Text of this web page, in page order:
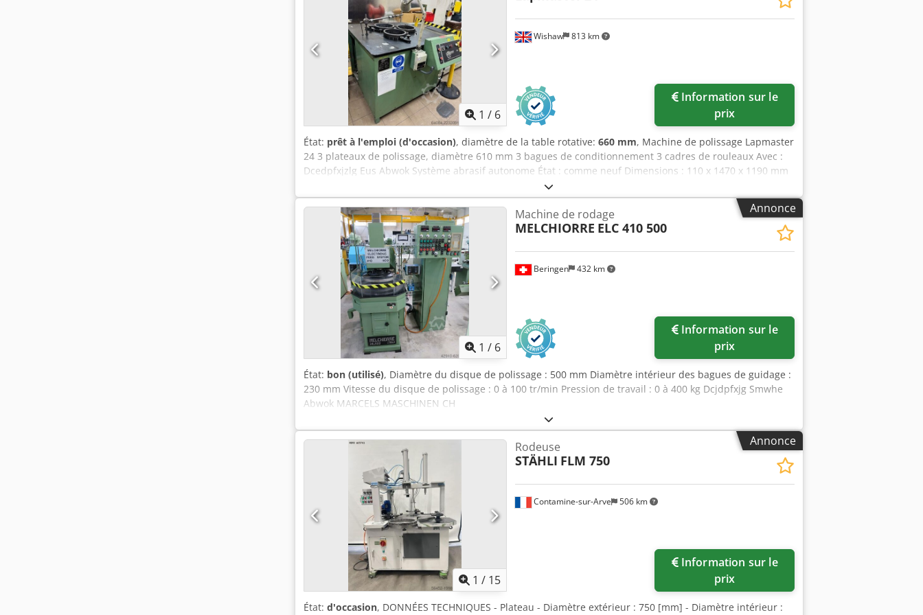
1 / 6
Wishaw 813 km
Information sur le
prix
État: prêt à l'emploi (d'occasion), diamètre de la table rotative: 660 mm, Machine de polissage Lapmaster
24 3 plateaux de polissage, diamètre 610 mm 3 bagues de conditionnement 3 cadres de rouleaux Avec :
Dcedpfxjzlg Eus Abwok Système abrasif autonome État : comme neuf Dimensions : 110 x 1470 x 1190 mm
Annonce
1 / 6
Beringen 432 km
Machine de rodage
MELCHIORRE ELC 410 500
Information sur le
prix
État: bon (utilisé), Diamètre du disque de polissage : 500 mm Diamètre intérieur des bagues de guidage :
230 mm Vitesse du disque de polissage : 0 à 100 tr/min Pression de travail : 0 à 400 kg Dcjdpfxjg Smwhe
Abwok MARCELS MASCHINEN CH
Annonce
1 / 15
Contamine-sur-Arve 506 km
Rodeuse
STÄHLI FLM 750
Information sur le
prix
État: d'occasion, DONNÉES TECHNIQUES - Plateau - Diamètre extérieur : 750 [mm] - Diamètre intérieur :